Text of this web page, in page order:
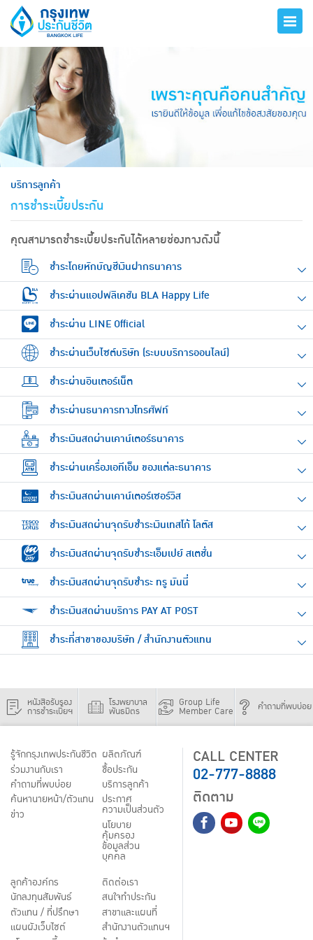
บริการลูกค้า
การชำระเบี้ยประกัน
คุณสามารถชำระเบี้ยประกันได้หลายช่องทางดังนี้
ชำระโดยหักบัญชีเงินฝากธนาคาร
ชำระผ่านแอปพลิเคชัน BLA Happy Life
ชำระผ่าน LINE Official
ชำระผ่านเว็บไซต์บริษัท (ระบบบริการออนไลน์)
ชำระผ่านอินเตอร์เน็ต
ชำระผ่านธนาคารทางโทรศัพท์
ชำระเงินสดผ่านเคาน์เตอร์ธนาคาร
ชำระผ่านเครื่องเอทีเอ็ม ของแต่ละธนาคาร
ชำระเงินสดผ่านเคาน์เตอร์เซอร์วิส
ชำระเงินสดผ่านจุดรับชำระเงินเทสโก้ โลตัส
ชำระเงินสดผ่านจุดรับชำระเอ็มเปย์ สเตชั่น
ชำระเงินสดผ่านจุดรับชำระ ทรู มันนี่
ชำระเงินสดผ่านบริการ PAY AT POST
ชำระที่สาขาของบริษัท / สำนักงานตัวแทน
หนังสือรับรอง
การชำระเบี้ยฯ
โรงพยาบาล
พันธมิตร
Group Life
Member Care คำถามที่พบบ่อย
รู้จักกรุงเทพประกันชีวิต
ร่วมงานกับเรา
คำถามที่พบบ่อย
ค้นหานายหน้า/ตัวแทน
ข่าว
ผลิตภัณฑ์
ชื้อประกัน
บริการลูกค้า
ประกาศ
ความเป็นส่วนตัว
นโยบาย
คุ้มครอง
ข้อมูลส่วน
บุคคล
ลูกค้าองค์กร
นักลงทุนสัมพันธ์
ตัวแทน / ที่ปรึกษา
แผนผังเว็บไซต์
ติดต่อเรา
สนใจทำประกัน
สาขาและแผนที่
สำนักงานตัวแทนฯ
CALL CENTER
02-777-8888
ติดตาม